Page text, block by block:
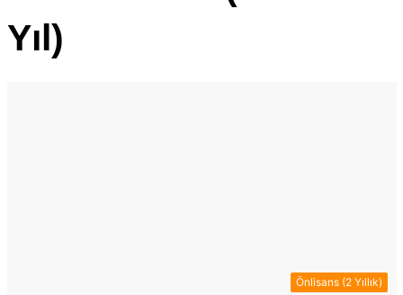
Yıl)
Önlisans (2 Yıllık)